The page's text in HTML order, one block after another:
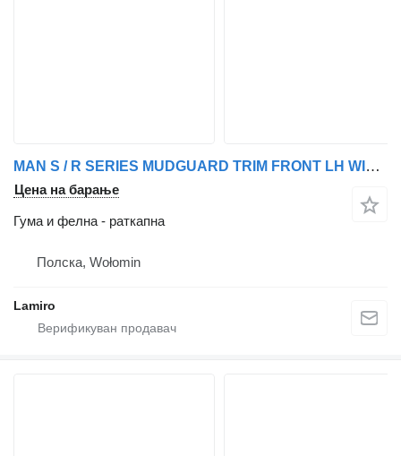
MAN S / R SERIES MUDGUARD TRIM FRONT LH WIDE за Scania
Цена на барање
Гума и фелна - раткапна
Полска, Wołomin
Lamiro